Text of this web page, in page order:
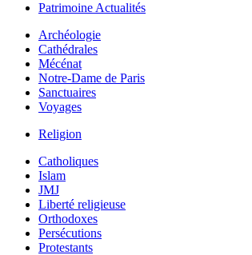
Patrimoine Actualités
Archéologie
Cathédrales
Mécénat
Notre-Dame de Paris
Sanctuaires
Voyages
Religion
Catholiques
Islam
JMJ
Liberté religieuse
Orthodoxes
Persécutions
Protestants